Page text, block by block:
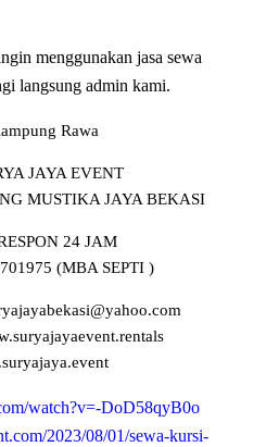
menggunakan jasa sewa
langsung admin kami.
JAYA EVENT
MUSTIKA JAYA BEKASI
24 JAM
(MBA SEPTI )
watch?v=-DoD58qyB0o
2023/08/01/sewa-kursi-